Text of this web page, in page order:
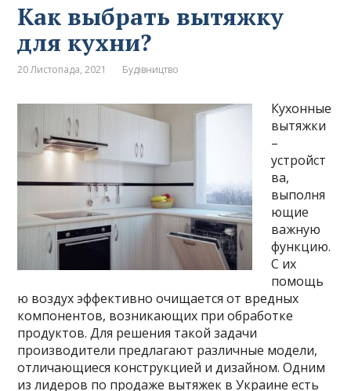
Как выбрать вытяжку
для кухни?
20 Листопада, 2021 Будівництво
Кухонные
вытяжки
–
устройст
ва,
выполня
ющие
важную
функцию.
С их
помощь
ю воздух эффективно очищается от вредных
компонентов, возникающих при обработке
продуктов. Для решения такой задачи
производители предлагают различные модели,
отличающиеся конструкцией и дизайном. Одним
из лидеров по продаже вытяжек в Украине есть